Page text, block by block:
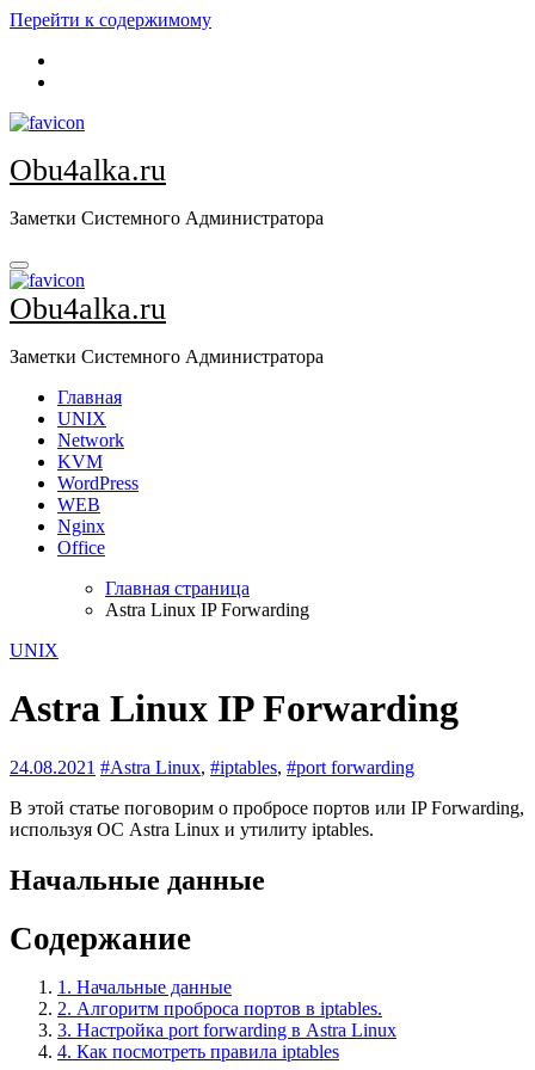
Перейти к содержимому
Obu4alka.ru
Заметки Системного Администратора
Obu4alka.ru
Заметки Системного Администратора
Главная
UNIX
Network
KVM
WordPress
WEB
Nginx
Office
Главная страница
Astra Linux IP Forwarding
UNIX
Astra Linux IP Forwarding
24.08.2021 #Astra Linux, #iptables, #port forwarding
В этой статье поговорим о пробросе портов или IP Forwarding,
используя ОС Astra Linux и утилиту iptables.
Начальные данные
Содержание
1. Начальные данные
2. Алгоритм проброса портов в iptables.
3. Настройка port forwarding в Astra Linux
4. Как посмотреть правила iptables